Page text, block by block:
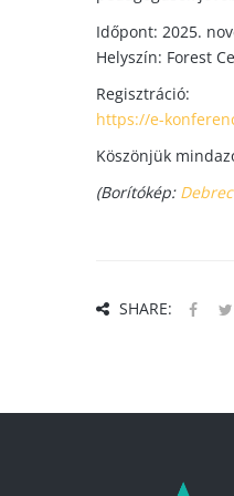
Időpont: 2025.
Helyszín: Forest
Regisztráció:
https://e-
Köszönjük
(Borítókép:
SHARE: